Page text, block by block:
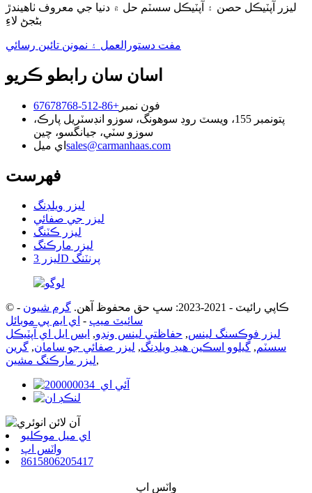
ليزر آپٽيڪل حصن ۽ آپٽيڪل سسٽم حل ۾ دنيا جي معروف ٺاهيندڙ
بڻجڻ لاءِ
مفت دستورالعمل ۽ نمونن تائين رسائي
اسان سان رابطو ڪريو
فون نمبر +86-512-67678768
پتو
نمبر 155، ويسٽ روڊ سوهونگ، سوزو انڊسٽريل پارڪ،
سوزو سٽي، جيانگسو، چين
اي ميل sales@carmanhaas.com
فهرست
ليزر ويلڊنگ
ليزر جي صفائي
ليزر ڪٽنگ
ليزر مارڪنگ
ليزر 3D پرنٽنگ
© ڪاپي رائيٽ - 2021-2023: سڀ حق محفوظ آهن. گرم شيون -
سائيٽ ميپ - اي ايم پي موبائل
ليزر فوڪسنگ لينس, حفاظتي لينس ونڊو, ايس ايل اي آپٽيڪل
سسٽم, گيلوو اسڪين هيڊ ويلڊنگ, ليزر صفائي جو سامان, گرين
ليزر مارڪنگ مشين,
اي ميل موڪليو
واٽس اپ
8615806205417
واٽس اپ